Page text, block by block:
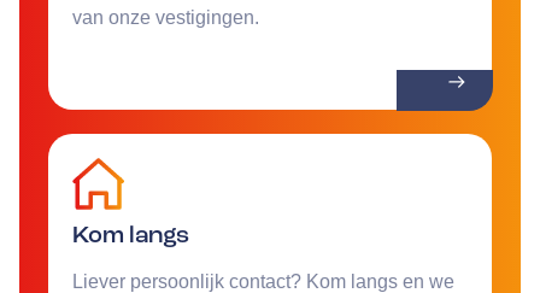
van onze vestigingen.
Kom langs
Liever persoonlijk contact? Kom langs en we